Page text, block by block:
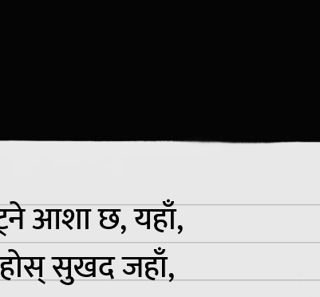
आशा छ, यहाँ,
सुखद जहाँ,